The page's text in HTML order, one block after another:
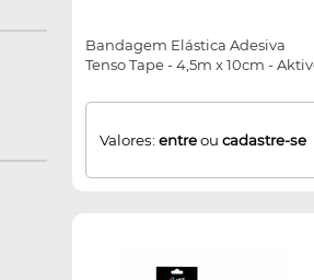
Bandagem Elástica Adesiva
Tenso Tape - 4,5m x 10cm -
Valores: entreou cadastre-se